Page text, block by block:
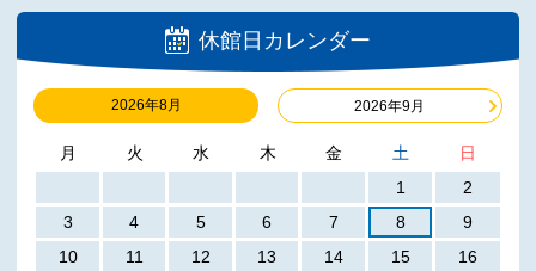
休館日カレンダー
2026年8月 2026年9月
月 火 水 木 金 土
日
1
2
3
4 5 6 7 8
9
10
11 12 13 14 15
16